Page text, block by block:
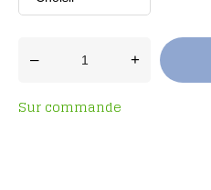
– +
Sur commande